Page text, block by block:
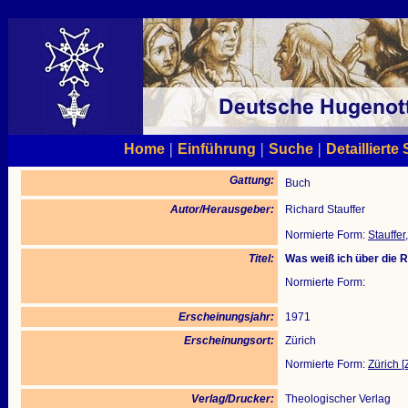
Home| Einführung | Suche| Detaillierte
Gattung: Buch
Autor/Herausgeber:
Richard Stauffer
Normierte Form:
Titel:
Was weiß ich über die
Normierte Form:
Erscheinungsjahr:
1971
Erscheinungsort:
Zürich
Normierte Form: Zürich
Verlag/Drucker:
Theologischer Verlag